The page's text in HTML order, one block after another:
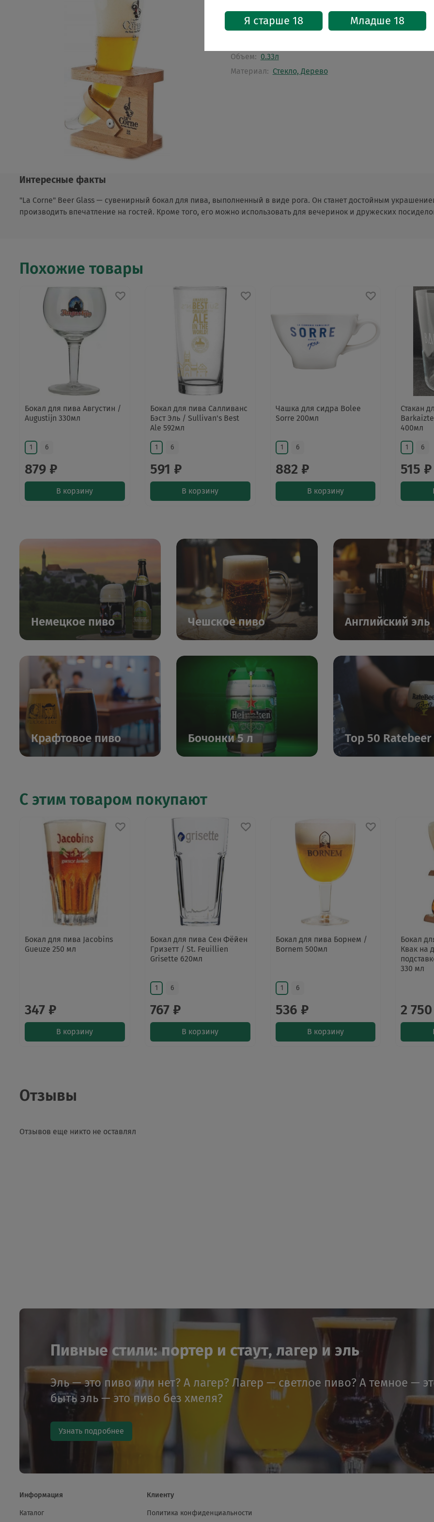
Характеристики
Бренд:
La Corne du Bois des Pendus
Объем: 0.33л
Материал: Стекло, Дерево
Интересные факты
"La Corne" Beer Glass — сувенирный бокал для пива, выполненный в виде рога. Он станет достойным
производить впечатление на гостей. Кроме того, его можно использовать для вечеринок и дружеских
Похожие товары
Бокал для пива Августин /
Augustijn 330мл
1 6
879 ₽
В корзину
Бокал для пива Салливанс
Бэст Эль / Sullivan's Best
Ale 592мл
1 6
591 ₽
В корзину
Чашка для сидра Bolee
Sorre 200мл
1 6
882 ₽
В корзину
Стакан
400мл
1 6
515 ₽
Немецкое пиво Чешское пиво Английский эль
Крафтовое пиво Бочонки 5 л Top 50 Ratebeer
С этим товаром покупают
Бокал для пива Jacobins
Gueuze 250 мл
347 ₽
В корзину
Бокал для пива Сен Фёйен
Гризетт / St. Feuillien
Grisette 620мл
1 6
767 ₽
В корзину
Бокал для пива Борнем /
Bornem 500мл
1 6
536 ₽
В корзину
Бокал
Квак на
330 мл
2
Отзывы
Отзывов еще никто не оставлял
Пивные стили: портер и стаут, лагер и эль
Эль — это пиво или нет? А лагер? Лагер — светлое пиво? А темное —
быть эль — это пиво без хмеля?
Узнать подробнее
Информация
Каталог
Клиенту
Политика конфиденциальности
Я старше 18 Младше 18